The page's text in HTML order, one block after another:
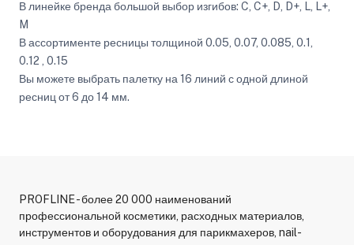
В линейке бренда большой выбор изгибов: C, C+, D, D+, L, L+,
M
В ассортименте ресницы толщиной 0.05, 0.07, 0.085, 0.1,
0.12 , 0.15
Вы можете выбрать палетку на 16 линий с одной длиной
ресниц от 6 до 14 мм.
PROFLINE - более 20 000 наименований
профессиональной косметики, расходных материалов,
инструментов и оборудования для парикмахеров, nail-